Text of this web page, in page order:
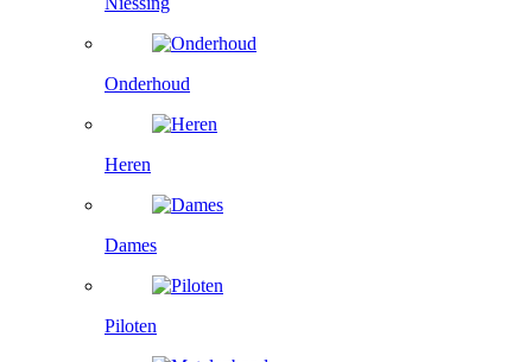
Onderhoud
Heren
Dames
Piloten